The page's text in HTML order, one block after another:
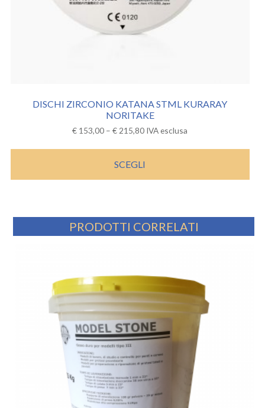
DISCHI ZIRCONIO KATANA STML KURARAY
NORITAKE
€ 153,00 –€215,80 IVA esclusa
SCEGLI
PRODOTTI CORRELATI